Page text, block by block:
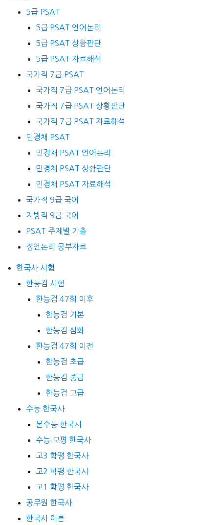
5급 PSAT
5급 PSAT 언어논리
5급 PSAT 상황판단
5급 PSAT 자료해석
국가직 7급 PSAT
국가직 7급 PSAT 언어논리
국가직 7급 PSAT 상황판단
국가직 7급 PSAT 자료해석
민경채 PSAT
민경채 PSAT 언어논리
민경채 PSAT 상황판단
민경채 PSAT 자료해석
국가직 9급 국어
지방직 9급 국어
PSAT 주제별 기출
정언논리 공부자료
한국사 시험
한능검 시험
한능검 47회 이후
한능검 기본
한능검 심화
한능검 47회 이전
한능검 초급
한능검 중급
한능검 고급
수능 한국사
본수능 한국사
수능 모평 한국사
고3 학평 한국사
고2 학평 한국사
고1 학평 한국사
공무원 한국사
한국사 이론